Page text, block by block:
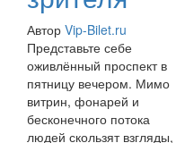
Автор Vip-Bilet.ru
Представьте себе
оживлённый проспект в
пятницу вечером. Мимо
витрин, фонарей и
бесконечного потока
людей скользят взгляды,